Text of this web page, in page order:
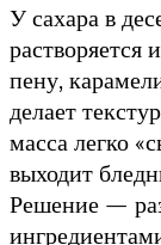
У сахара в
растворяется
пену,
делает
масса легко
выходит
Решение —